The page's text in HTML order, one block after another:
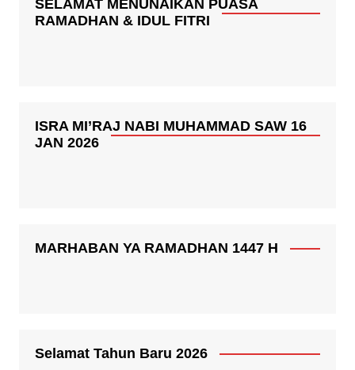
SELAMAT MENUNAIKAN PUASA
RAMADHAN & IDUL FITRI
ISRA MI’RAJ NABI MUHAMMAD SAW 16
JAN 2026
MARHABAN YA RAMADHAN 1447 H
Selamat Tahun Baru 2026